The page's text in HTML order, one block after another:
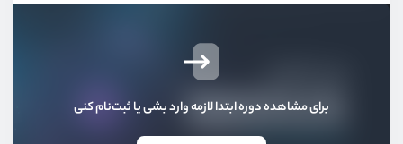
برای مشاهده دوره ابتدا لازمه وارد بشی یا ثبت‌نام کنی